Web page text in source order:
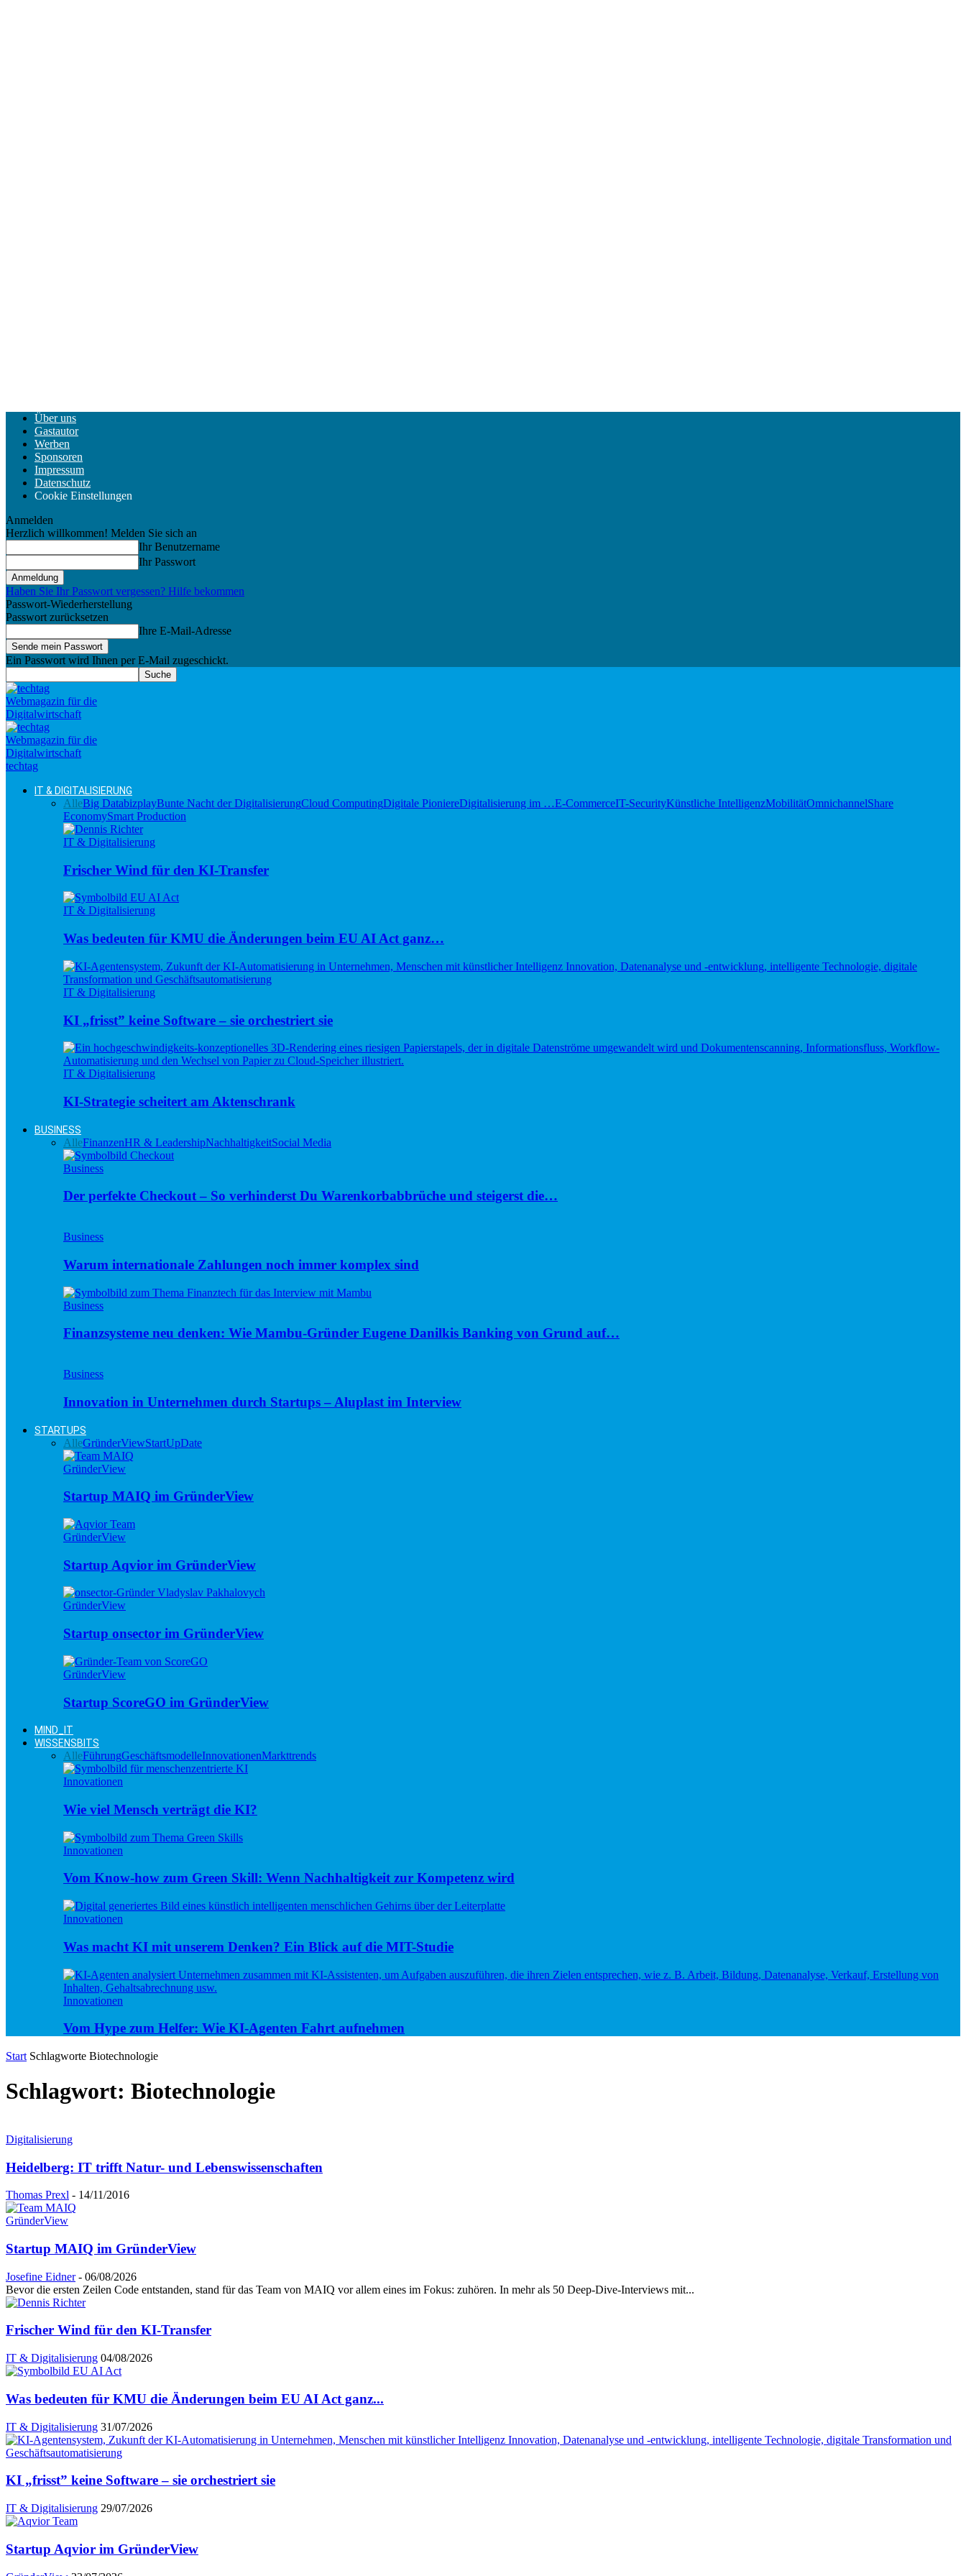
Über uns
Gastautor
Werben
Sponsoren
Impressum
Datenschutz
Cookie Einstellungen
Anmelden
Herzlich willkommen! Melden Sie sich an
Ihr Benutzername
Ihr Passwort
Haben Sie Ihr Passwort vergessen? Hilfe bekommen
Passwort-Wiederherstellung
Passwort zurücksetzen
Ihre E-Mail-Adresse
Ein Passwort wird Ihnen per E-Mail zugeschickt.
techtag
IT & DIGITALISIERUNG
AlleBig DatabizplayBunte Nacht der DigitalisierungCloud ComputingDigitale PioniereDigitalisierung im …E-CommerceIT-SecurityKünstliche IntelligenzMobilitätOmnichannelShare
EconomySmart Production
IT & Digitalisierung
Frischer Wind für den KI-Transfer
IT & Digitalisierung
Was bedeuten für KMU die Änderungen beim EU AI Act ganz…
IT & Digitalisierung
KI „frisst” keine Software – sie orchestriert sie
IT & Digitalisierung
KI-Strategie scheitert am Aktenschrank
BUSINESS
AlleFinanzenHR & LeadershipNachhaltigkeitSocial Media
Business
Der perfekte Checkout – So verhinderst Du Warenkorbabbrüche und steigerst die…
Business
Warum internationale Zahlungen noch immer komplex sind
Business
Finanzsysteme neu denken: Wie Mambu-Gründer Eugene Danilkis Banking von Grund auf…
Business
Innovation in Unternehmen durch Startups – Aluplast im Interview
STARTUPS
AlleGründerViewStartUpDate
GründerView
Startup MAIQ im GründerView
GründerView
Startup Aqvior im GründerView
GründerView
Startup onsector im GründerView
GründerView
Startup ScoreGO im GründerView
MIND_IT
WISSENSBITS
AlleFührungGeschäftsmodelleInnovationenMarkttrends
Innovationen
Wie viel Mensch verträgt die KI?
Innovationen
Vom Know-how zum Green Skill: Wenn Nachhaltigkeit zur Kompetenz wird
Innovationen
Was macht KI mit unserem Denken? Ein Blick auf die MIT-Studie
Innovationen
Vom Hype zum Helfer: Wie KI-Agenten Fahrt aufnehmen
Start Schlagworte Biotechnologie
Schlagwort: Biotechnologie
Digitalisierung
Heidelberg: IT trifft Natur- und Lebenswissenschaften
Thomas Prexl - 14/11/2016
GründerView
Startup MAIQ im GründerView
Josefine Eidner - 06/08/2026
Bevor die ersten Zeilen Code entstanden, stand für das Team von MAIQ vor allem eines im Fokus: zuhören. In mehr als 50 Deep-Dive-Interviews mit...
Frischer Wind für den KI-Transfer
IT & Digitalisierung 04/08/2026
Was bedeuten für KMU die Änderungen beim EU AI Act ganz...
IT & Digitalisierung 31/07/2026
KI „frisst” keine Software – sie orchestriert sie
IT & Digitalisierung 29/07/2026
Startup Aqvior im GründerView